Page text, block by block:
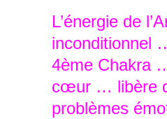
L’énergie de
inconditionnel
4ème Chakra
cœur … libère
problèmes